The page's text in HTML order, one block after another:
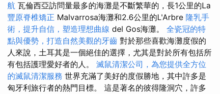
航 瓦倫西亞訪問量最多的海灘是不斷繁華的，長1公里的La
豐原脊椎矯正 Malvarrosa海灘和2.6公里的L'Arbre 隆乳手
術，提升自信，塑造理想曲線 del Gos海灘。 全瓷冠的特
點與優勢，打造自然美觀的牙齒 對於那些喜歡海灘度假的
人來說，土耳其是一個絕佳的選擇，尤其是對於所有包括所
有包括護理愛好者的人。 滅鼠清潔公司，為您提供全方位
的滅鼠清潔服務 世界充滿了美好的度假勝地，其中許多是
匈牙利旅行者的熱門目標。 這是著名的彼得隆洞穴，許多